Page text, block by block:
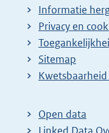
Informatie
Privacy en
Sitemap
E
t
e
Open data
Linked Data